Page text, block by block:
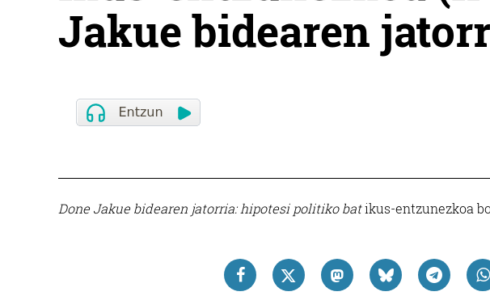
Jakue bidearen
Done Jakue bidearen jatorria: hipotesi politiko batikus-entzunezkoa